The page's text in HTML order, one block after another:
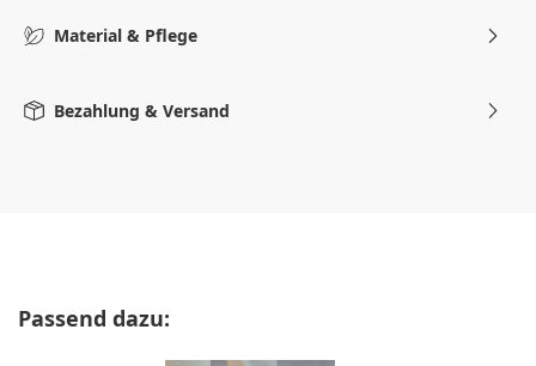
Material & Pflege
Bezahlung & Versand
Produktgalerie überspringen
Passend dazu: